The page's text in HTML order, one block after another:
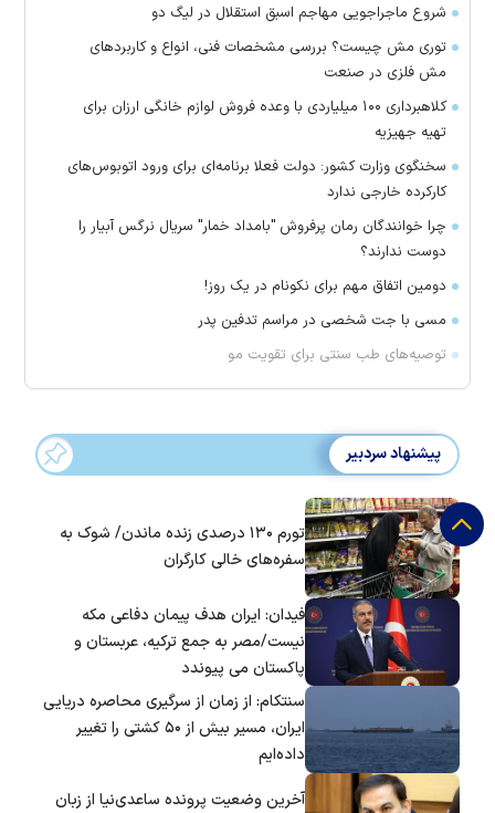
شروع ماجراجویی مهاجم اسبق استقلال در لیگ دو
توری مش چیست؟ بررسی مشخصات فنی، انواع و کاربردهای
مش فلزی در صنعت
کلاهبرداری ۱۰۰ میلیاردی با وعده فروش لوازم خانگی ارزان برای
تهیه جهیزیه
سخنگوی وزارت کشور: دولت فعلا برنامه‌ای برای ورود اتوبوس‌های
کارکرده خارجی ندارد
چرا خوانندگان رمان پرفروش "بامداد خمار" سریال نرگس آبیار را
دوست ندارند؟
دومین اتفاق مهم برای نکونام در یک روز!
مسی با جت شخصی در مراسم تدفین پدر
توصیه‌های طب سنتی برای تقویت مو
پیشنهاد سردبیر
تورم ۱۳۰ درصدی زنده ماندن/ شوک به
سفره‌های خالی کارگران
فیدان: ایران هدف پیمان دفاعی مکه
نیست/مصر به جمع ترکیه، عربستان و
پاکستان می پیوندد
سنتکام: از زمان از سرگیری محاصره دریایی
ایران، مسیر بیش از ۵۰ کشتی را تغییر
داده‌ایم
آخرین وضعیت پرونده ساعدی‌نیا از زبان